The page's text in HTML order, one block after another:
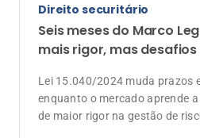
Direito securitário
Seis meses do Marco
mais rigor, mas
Lei 15.040/2024 muda prazos
enquanto o mercado aprende
de maior rigor na gestão de